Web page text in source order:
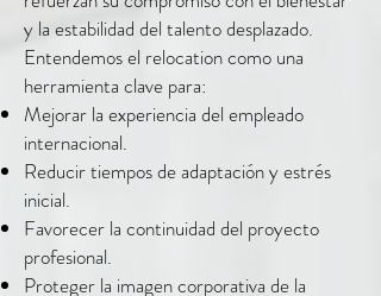
y la estabilidad del talento desplazado.
Entendemos el relocation como una
herramienta clave para:
Mejorar la experiencia del empleado
internacional.
Reducir tiempos de adaptación y estrés
inicial.
Favorecer la continuidad del proyecto
profesional.
Proteger la imagen corporativa de la